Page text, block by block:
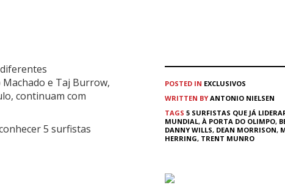
e Taj Burrow,
continuam com
5 surfistas
POSTED IN EXCLUSIVOS
WRITTEN BY ANTONIO NIELSEN
TAGS 5 SURFISTAS QUE JÁ
MUNDIAL, À PORTA DO OLIMPO,
DANNY WILLS, DEAN MORRISON,
HERRING, TRENT MUNRO